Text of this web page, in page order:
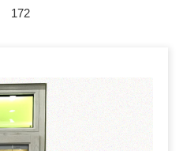
172